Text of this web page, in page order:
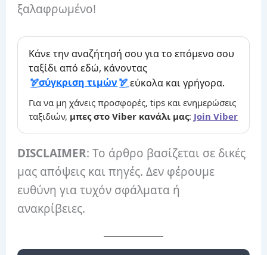
ξαλαφρωμένο!
Κάνε την αναζήτησή σου για το επόμενο σου
ταξίδι από εδώ, κάνοντας
σύγκριση τιμών
εύκολα και γρήγορα.
Για να μη χάνεις προσφορές, tips και ενημερώσεις
ταξιδιών, μπες στο Viber κανάλι μας: Join Viber
DISCLAIMER: Το άρθρο βασίζεται σε δικές
μας απόψεις και πηγές. Δεν φέρουμε
ευθύνη για τυχόν σφάλματα ή
ανακρίβειες.